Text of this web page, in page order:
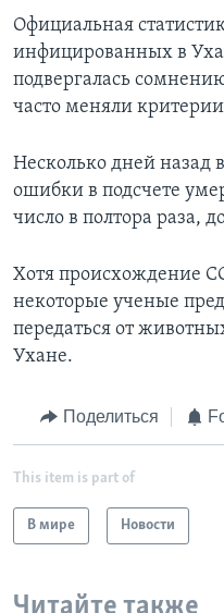
Официальная
инфицированных в
подвергалась
часто меняли
Несколько дней назад
ошибки в подсчете
число в полтора раза,
Хотя происхождение
некоторые ученые
передаться от
Ухане.
Поделиться
This item is part of
В мире Новости
Читайте также